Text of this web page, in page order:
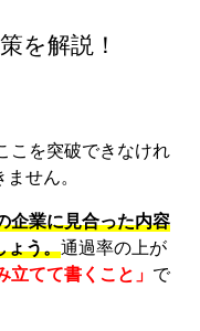
を解説！
こを突破できなけれ
せん。
企業に見合った内容
ょう。通過率の上が
立てて書くこと」 で